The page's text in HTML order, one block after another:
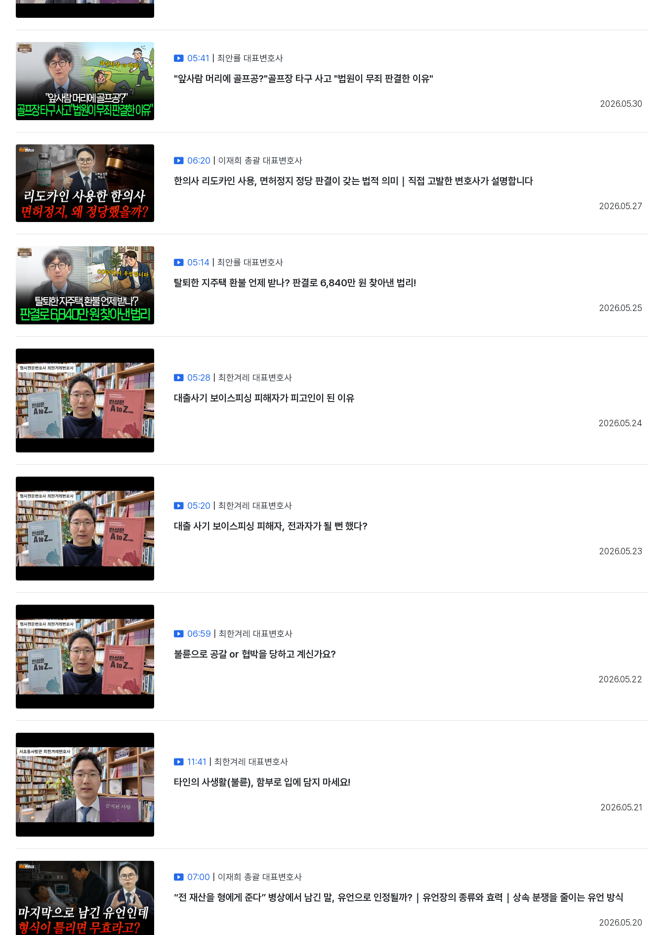
05:41 최안률 대표변호사
"앞사람 머리에 골프공?"골프장 타구 사고 "법원이 무죄 판결한 이유"
2026.05.30
06:20 이재희 총괄 대표변호사
한의사 리도카인 사용, 면허정지 정당 판결이 갖는 법적 의미｜직접 고발한 변호사가 설명합니다
2026.05.27
05:14 최안률 대표변호사
탈퇴한 지주택 환불 언제 받나? 판결로 6,840만 원 찾아낸 법리!
2026.05.25
05:28 최한겨레 대표변호사
대출사기 보이스피싱 피해자가 피고인이 된 이유
2026.05.24
05:20 최한겨레 대표변호사
대출 사기 보이스피싱 피해자, 전과자가 될 뻔 했다?
2026.05.23
06:59 최한겨레 대표변호사
불륜으로 공갈 or 협박을 당하고 계신가요?
2026.05.22
11:41 최한겨레 대표변호사
타인의 사생활(불륜), 함부로 입에 담지 마세요!
2026.05.21
07:00 이재희 총괄 대표변호사
“전 재산을 형에게 준다” 병상에서 남긴 말, 유언으로 인정될까?｜유언장의 종류와 효력｜상속 분쟁을 줄이는 유언 방식
2026.05.20